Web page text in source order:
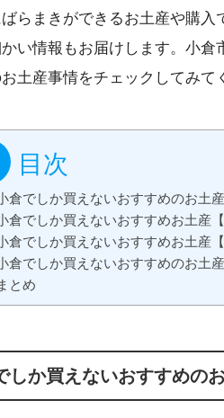
らまきができるお土産や購
い情報もお届けします。小
土産事情をチェックしてみて
目次
倉でしか買えないおすすめのお土
倉でしか買えないおすすめお土産【
倉でしか買えないおすすめお土産【
倉でしか買えないおすすめのお土産
とめ
しか買えないおすすめの